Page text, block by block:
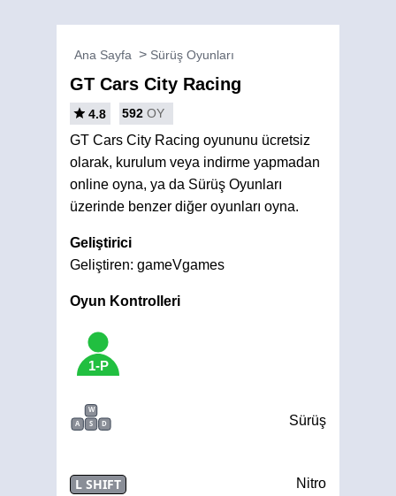
Ana Sayfa Sürüş Oyunları
GT Cars City Racing
4.8 592 OY
GT Cars City Racing oyununu ücretsiz
olarak, kurulum veya indirme yapmadan
online oyna, ya da Sürüş Oyunları
üzerinde benzer diğer oyunları oyna.
Geliştirici
Geliştiren: gameVgames
Oyun Kontrolleri
1-P
W
A
S D Sürüş
L SHIFT Nitro